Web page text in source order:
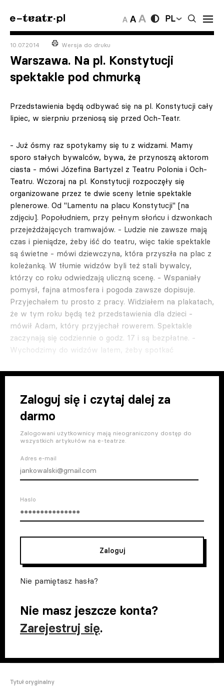
PL
10.07.2014 Wersja do druku
Warszawa. Na pl. Konstytucji
spektakle pod chmurką
Przedstawienia będą odbywać się na pl. Konstytucji cały
lipiec, w sierpniu przeniosą się przed Och-Teatr.
- Już ósmy raz spotykamy się tu z widzami. Mamy
sporo stałych bywalców, bywa, że przynoszą aktorom
ciasta - mówi Józefina Bartyzel z Teatru Polonia i Och-
Teatru. Wczoraj na pl. Konstytucji rozpoczęły się
organizowane przez te dwie sceny letnie spektakle
plenerowe. Od "Lamentu na placu Konstytucji" [na
zdjęciu]. Popołudniem, przy pełnym słońcu i dzwonkach
przejeżdżających tramwajów. - Ludzie nie zawsze mają
czas i pieniądze, żeby iść do teatru, więc takie spektakle
są świetne - mówi dziewczyna, która przyszła na plac z
koleżanką. W tłumie widzów byli też stali bywalcy,
którzy co roku odwiedzają uliczną scenę. - Wspaniały
pomysł, fajna atmosfera i pogoda zawsze dopisuje.
Przyjechałem tu prosto z pracy. Widziałem na plakatach,
że w tym roku będą też przedstawienia dla dzieci -
mówił Adam, który przyjechał rowerem. Spektakle
zaczynają się codziennie o godz. 17 i są bezpłatne. -
Wychodzimy do widzów latem, żeby spotkać
Zaloguj się i czytaj dalej za
darmo
Zalogowani użytkownicy mają nieograniczony dostęp do
wszystkich artykułów na e-teatrze.
Adres e-mail
Haslo
Zaloguj
Nie pamiętasz hasła?
Nie masz jeszcze konta?
Zarejestruj się.
Tytuł oryginalny